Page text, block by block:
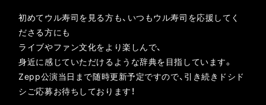
初めてウル寿司を見る方も、いつもウル寿司を応援してく
ださる方にも
ライブやファン文化をより楽しんで、
身近に感じていただけるような辞典を目指しています。
Zepp公演当日まで随時更新予定ですので、引き続きドシド
シご応募お待ちしております！